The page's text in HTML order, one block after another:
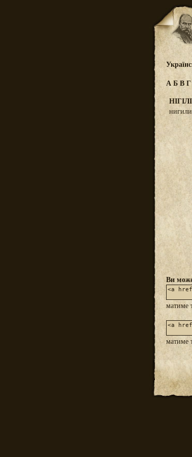
АБВГ
Ви
матиме
матиме